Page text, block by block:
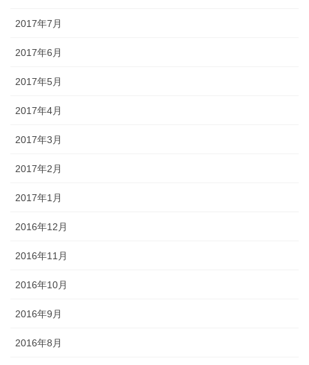
2017年7月
2017年6月
2017年5月
2017年4月
2017年3月
2017年2月
2017年1月
2016年12月
2016年11月
2016年10月
2016年9月
2016年8月